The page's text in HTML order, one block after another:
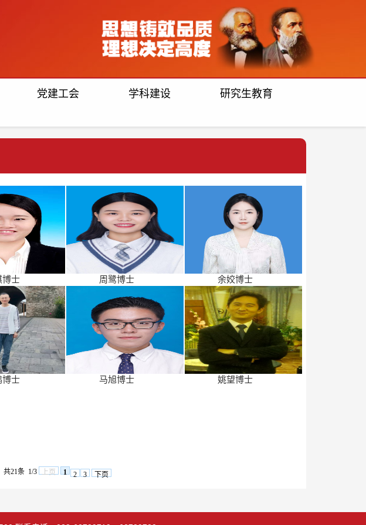
党建工会 学科建设 研究生教育
博士 周鹭博士 余姣博士
博士 马旭博士 姚望博士
共21条 1/3 上页 1 2 3 下页